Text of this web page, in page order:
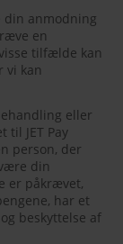
din anmodning
en
tilfælde kan
vi kan
eller
JET Pay
person, der
din
er påkrævet,
har et
beskyttelse af